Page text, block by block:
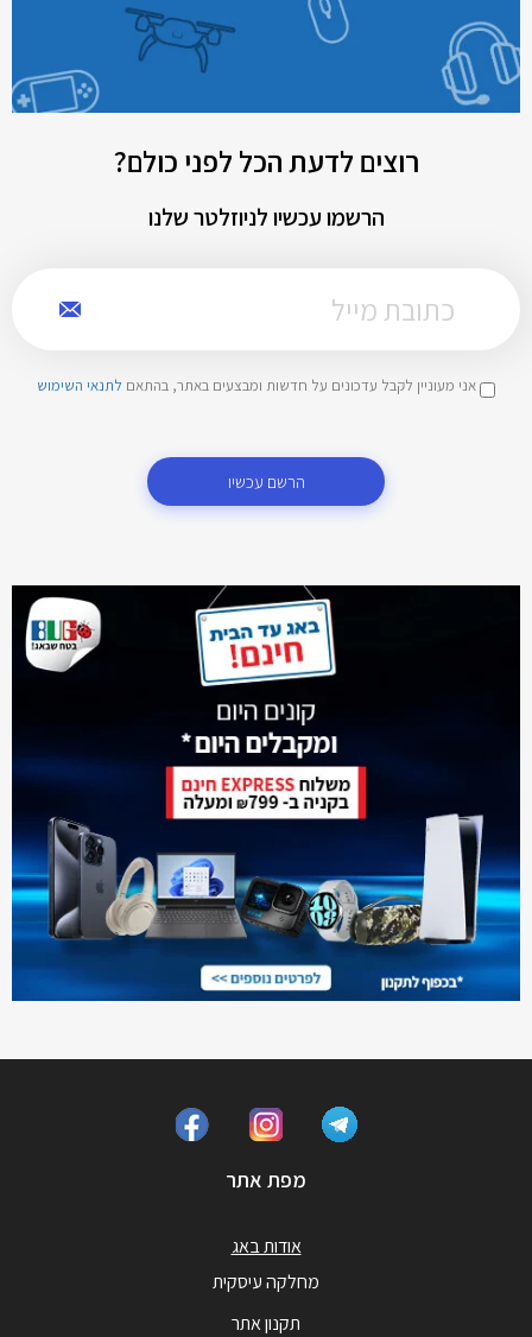
רוצים לדעת הכל לפני כולם?
הרשמו עכשיו לניוזלטר שלנו
אני מעוניין לקבל עדכונים על חדשות ומבצעים באתר, בהתאם לתנאי השימוש
הרשם עכשיו
מפת אתר
אודות באג
מחלקה עיסקית
תקנון אתר